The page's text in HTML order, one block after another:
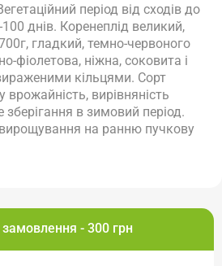
- 300 грн
період від сходів до
100 днів. Коренеплід великий,
гладкий, темно-червоного
фіолетова, ніжна, соковита і
кільцями. Сорт
врожайність, вирівняність
зберігання в зимовий період.
на ранню пучкову